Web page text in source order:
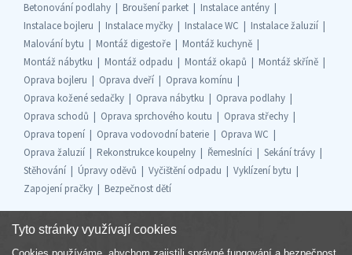
Betonování podlahy
Broušení parket
Instalace antény
Instalace bojleru
Instalace myčky Instalace WC
Instalace žaluzií
Malování bytu
Montáž digestoře
Montáž kuchyně
Montáž nábytku
Montáž odpadu Montáž okapů
Montáž skříně
Oprava bojleru
Oprava dveří
Oprava komínu
Oprava kožené sedačky
Oprava nábytku
Oprava podlahy
Oprava schodů
Oprava sprchového koutu
Oprava střechy
Oprava topení
Oprava vodovodní baterie
Oprava WC
Oprava žaluzií
Rekonstrukce koupelny Řemeslníci
Sekání trávy
Stěhování
Úpravy oděvů Vyčištění odpadu
Vyklízení bytu
Zapojení pračky
Bezpečnost dětí
Tyto stránky využívají cookies